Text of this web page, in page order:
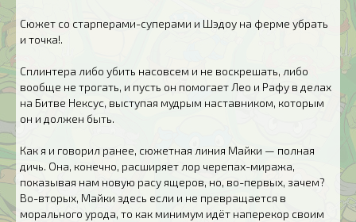
Сюжет со старперами-суперами и Шэдоу на ферме убрать
и точка!.
Сплинтера либо убить насовсем и не воскрешать, либо
вообще не трогать, и пусть он помогает Лео и Рафу в делах
на Битве Нексус, выступая мудрым наставником, которым
он и должен быть.
Как я и говорил ранее, сюжетная линия Майки — полная
дичь. Она, конечно, расширяет лор черепах-миража,
показывая нам новую расу ящеров, но, во-первых, зачем?
Во-вторых, Майки здесь если и не превращается в
морального урода, то как минимум идёт наперекор своим